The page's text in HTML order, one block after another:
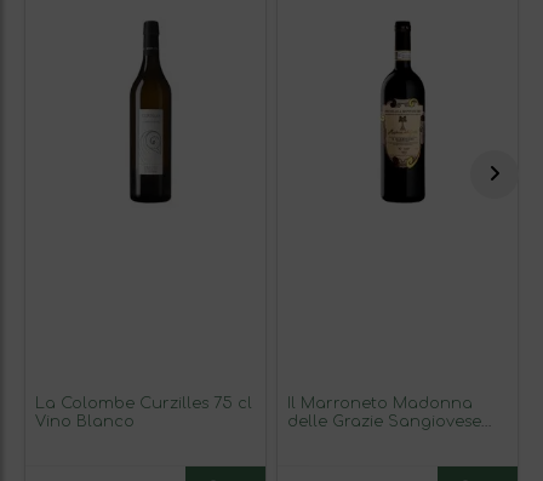
La Colombe Curzilles 75 cl
Vino Blanco
Il Marroneto Madonna
delle Grazie Sangiovese